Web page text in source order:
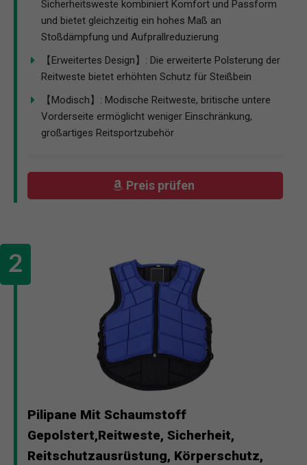
Sicherheitsweste kombiniert Komfort und Passform
und bietet gleichzeitig ein hohes Maß an
Stoßdämpfung und Aufprallreduzierung
【Erweitertes Design】: Die erweiterte Polsterung der
Reitweste bietet erhöhten Schutz für Steißbein
【Modisch】: Modische Reitweste, britische untere
Vorderseite ermöglicht weniger Einschränkung,
großartiges Reitsportzubehör
Preis prüfen
Pilipane Mit Schaumstoff
Gepolstert,Reitweste, Sicherheit,
Reitschutzausrüstung, Körperschutz,